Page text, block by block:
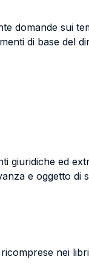
domande sui
di base del
giuridiche ed
e oggetto di
nei